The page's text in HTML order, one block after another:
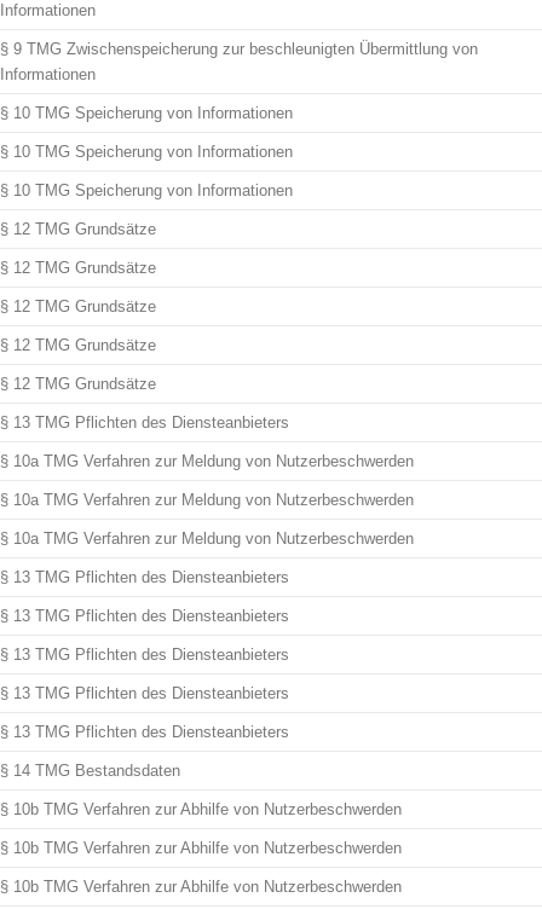
Informationen
§ 9 TMG Zwischenspeicherung zur beschleunigten Übermittlung von
Informationen
§ 10 TMG Speicherung von Informationen
§ 10 TMG Speicherung von Informationen
§ 10 TMG Speicherung von Informationen
§ 12 TMG Grundsätze
§ 12 TMG Grundsätze
§ 12 TMG Grundsätze
§ 12 TMG Grundsätze
§ 12 TMG Grundsätze
§ 13 TMG Pflichten des Diensteanbieters
§ 10a TMG Verfahren zur Meldung von Nutzerbeschwerden
§ 10a TMG Verfahren zur Meldung von Nutzerbeschwerden
§ 10a TMG Verfahren zur Meldung von Nutzerbeschwerden
§ 13 TMG Pflichten des Diensteanbieters
§ 13 TMG Pflichten des Diensteanbieters
§ 13 TMG Pflichten des Diensteanbieters
§ 13 TMG Pflichten des Diensteanbieters
§ 13 TMG Pflichten des Diensteanbieters
§ 14 TMG Bestandsdaten
§ 10b TMG Verfahren zur Abhilfe von Nutzerbeschwerden
§ 10b TMG Verfahren zur Abhilfe von Nutzerbeschwerden
§ 10b TMG Verfahren zur Abhilfe von Nutzerbeschwerden